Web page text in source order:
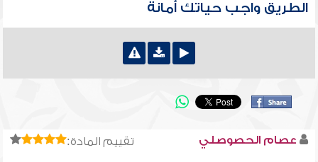
الطريق واجب حياتك أمانة
تقييم المادة: عصام الحصوصلي